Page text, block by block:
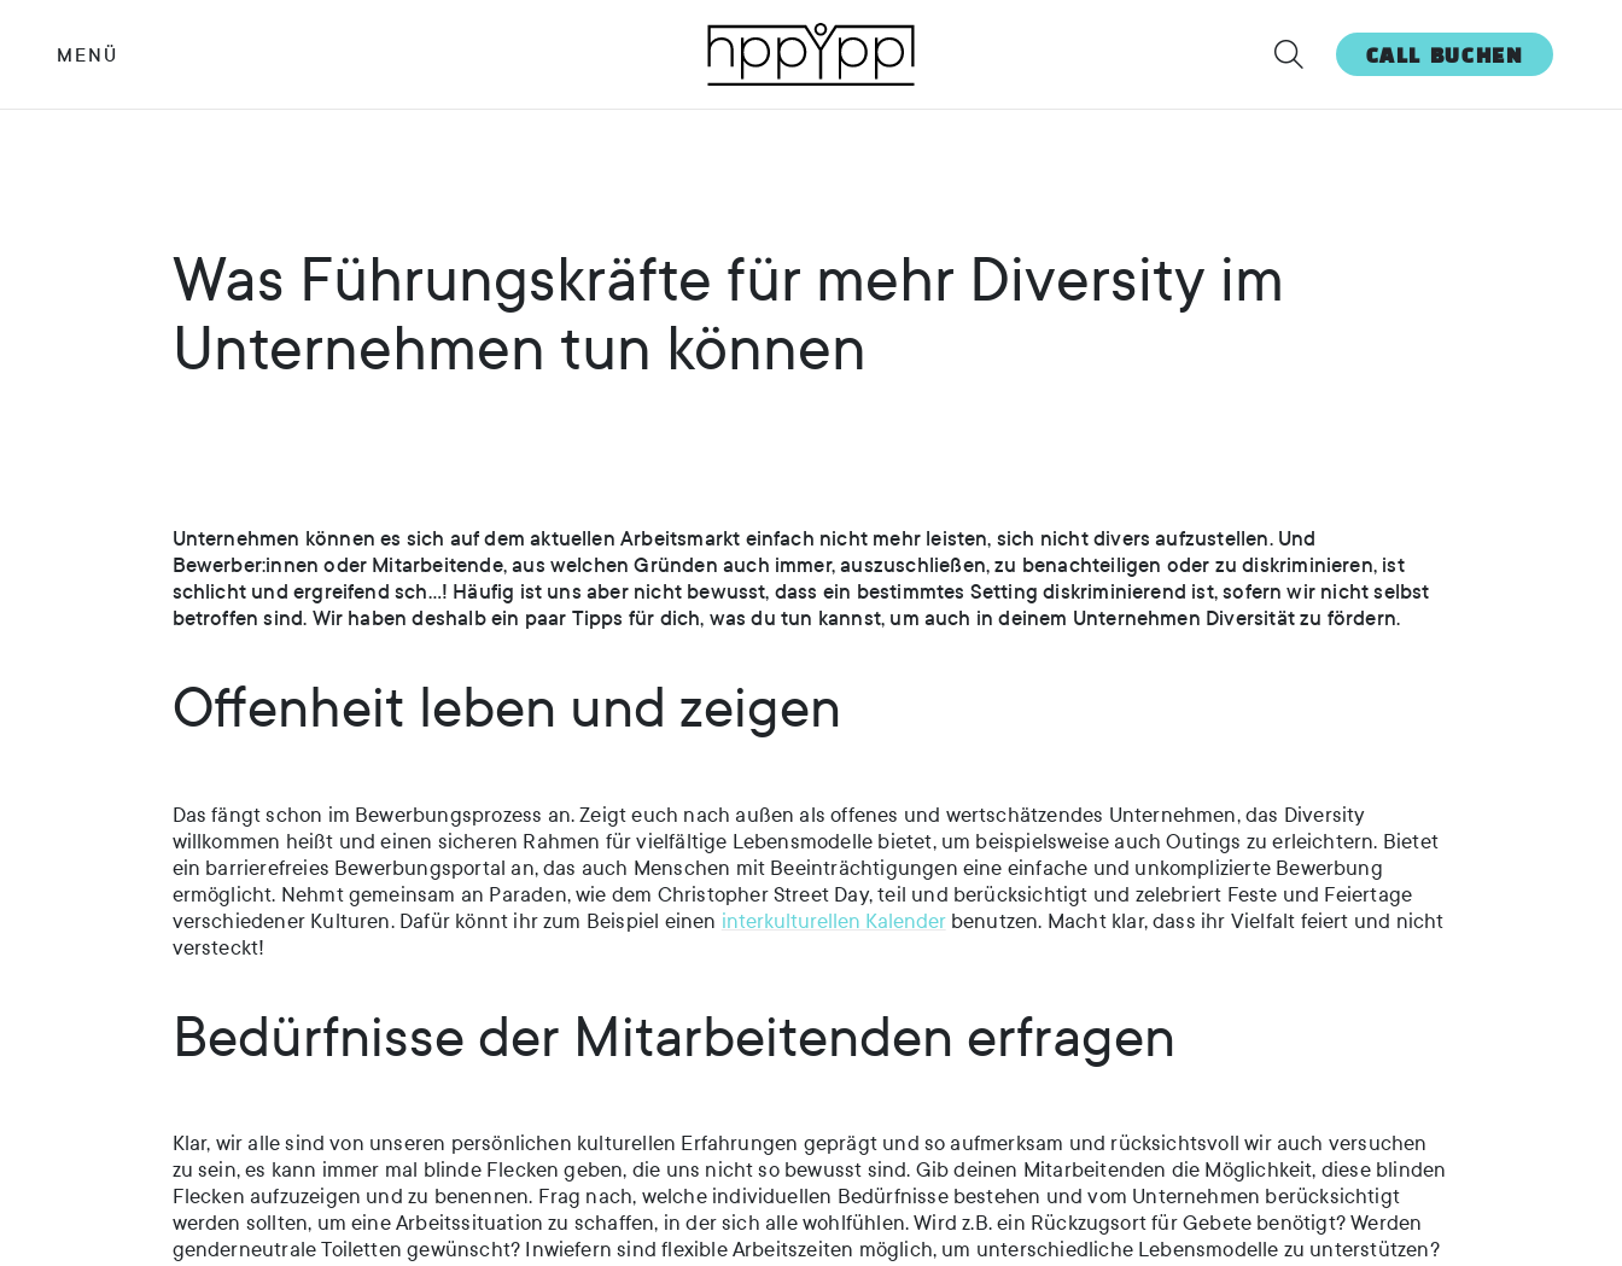
MENÜ CALL BUCHEN
Was Führungskräfte für mehr Diversity im
Unternehmen tun können
Unternehmen können es sich auf dem aktuellen Arbeitsmarkt einfach nicht mehr leisten, sich nicht divers aufzustellen. Und
Bewerber:innen oder Mitarbeitende, aus welchen Gründen auch immer, auszuschließen, zu benachteiligen oder zu diskriminieren, ist
schlicht und ergreifend sch…! Häufig ist uns aber nicht bewusst, dass ein bestimmtes Setting diskriminierend ist, sofern wir nicht selbst
betroffen sind. Wir haben deshalb ein paar Tipps für dich, was du tun kannst, um auch in deinem Unternehmen Diversität zu fördern.
Offenheit leben und zeigen
Das fängt schon im Bewerbungsprozess an. Zeigt euch nach außen als offenes und wertschätzendes Unternehmen, das Diversity
willkommen heißt und einen sicheren Rahmen für vielfältige Lebensmodelle bietet, um beispielsweise auch Outings zu erleichtern. Bietet
ein barrierefreies Bewerbungsportal an, das auch Menschen mit Beeinträchtigungen eine einfache und unkomplizierte Bewerbung
ermöglicht. Nehmt gemeinsam an Paraden, wie dem Christopher Street Day, teil und berücksichtigt und zelebriert Feste und Feiertage
verschiedener Kulturen. Dafür könnt ihr zum Beispiel einen interkulturellen Kalenderbenutzen. Macht klar, dass ihr Vielfalt feiert und nicht
versteckt!
Bedürfnisse der Mitarbeitenden erfragen
Klar, wir alle sind von unseren persönlichen kulturellen Erfahrungen geprägt und so aufmerksam und rücksichtsvoll wir auch versuchen
zu sein, es kann immer mal blinde Flecken geben, die uns nicht so bewusst sind. Gib deinen Mitarbeitenden die Möglichkeit, diese blinden
Flecken aufzuzeigen und zu benennen. Frag nach, welche individuellen Bedürfnisse bestehen und vom Unternehmen berücksichtigt
werden sollten, um eine Arbeitssituation zu schaffen, in der sich alle wohlfühlen. Wird z.B. ein Rückzugsort für Gebete benötigt? Werden
genderneutrale Toiletten gewünscht? Inwiefern sind flexible Arbeitszeiten möglich, um unterschiedliche Lebensmodelle zu unterstützen?